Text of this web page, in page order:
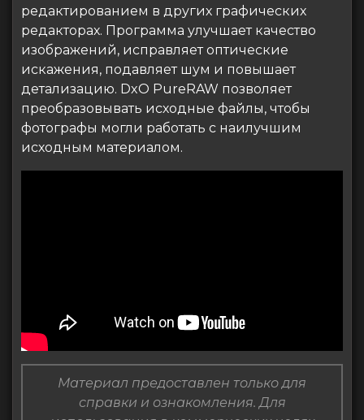
редактированием в других графических
редакторах. Программа улучшает качество
изображений, исправляет оптические
искажения, подавляет шум и повышает
детализацию. DxO PureRAW позволяет
преобразовывать исходные файлы, чтобы
фотографы могли работать с наилучшим
исходным материалом.
Материал предоставлен только для
справки и ознакомления. Для